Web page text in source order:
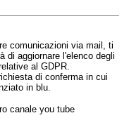
comunicazioni via mail, ti
di aggiornare l'elenco degli
al GDPR.
di conferma in cui
in blu.
canale you tube